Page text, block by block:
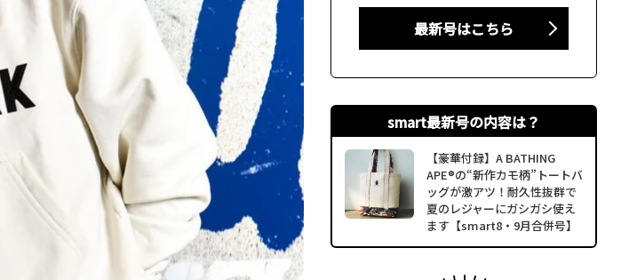
最新号はこちら
smart最新号の内容は？
【豪華付録】A BATHING
APE®の“新作カモ柄”トートバ
ッグが激アツ！耐久性抜群で
夏のレジャーにガシガシ使え
ます【smart8・9月合併号】